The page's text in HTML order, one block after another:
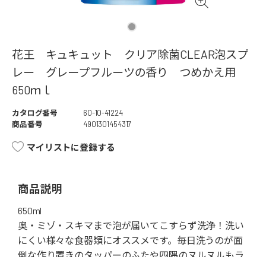
花王 キュキュット クリア除菌CLEAR泡スプ
レー グレープフルーツの香り つめかえ用
650ｍｌ
カタログ番号
60-10-41224
商品番号
4901301454317
マイリストに登録する
商品説明
650ml
奥・ミゾ・スキマまで泡が届いてこすらず洗浄！洗い
にくい様々な食器類にオススメです。毎日洗うのが面